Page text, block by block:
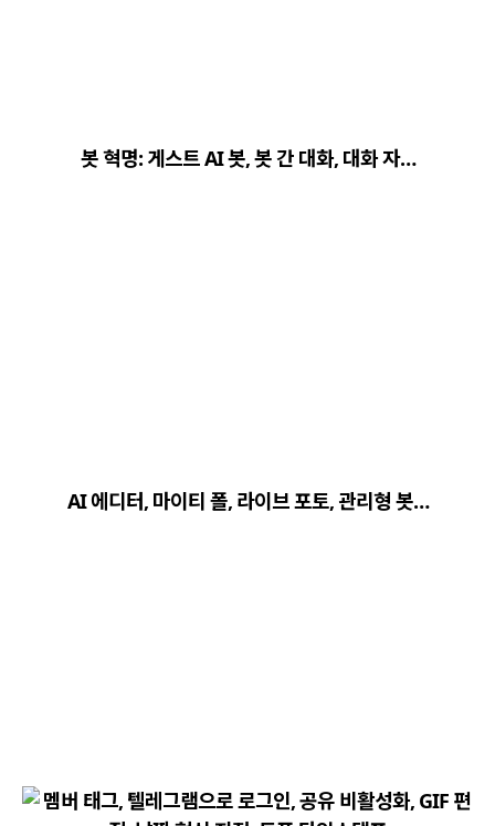
봇 혁명: 게스트 AI 봇, 봇 간 대화, 대화 자…
AI 에디터, 마이티 폴, 라이브 포토, 관리형 봇…